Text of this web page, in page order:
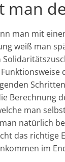
man
man mit
weiß man
Berechnung
man
natürlich
das richtige
im